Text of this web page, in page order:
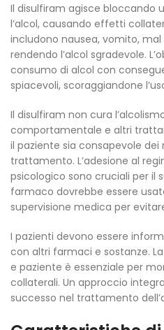
Il disulfiram agisce bloccando
l’alcol, causando effetti
includono nausea, vomito,
rendendo l’alcol sgradevole.
consumo di alcol con
spiacevoli, scoraggiandone
Il disulfiram non cura
comportamentale e altri
il paziente sia consapevole dei
trattamento. L’adesione al
psicologico sono cruciali per il
farmaco dovrebbe essere
supervisione medica per
I pazienti devono essere
con altri farmaci e sostanze.
e paziente è essenziale per
collaterali. Un approccio
successo nel trattamento